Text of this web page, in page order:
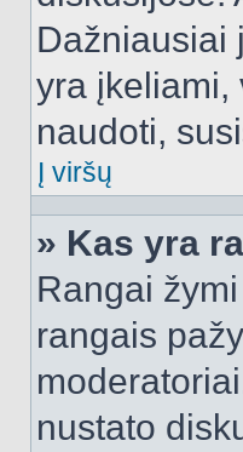
Dažniausiai
yra įkeliami,
naudoti,
Į viršų
» Kas yra
Rangai
rangais
nustato